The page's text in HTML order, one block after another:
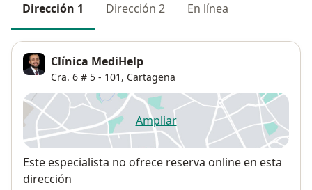
Dirección 1 Dirección 2 En línea
Clínica MediHelp
Cra. 6 # 5 - 101, Cartagena
Ampliarse abre en una nueva
Disponibilidad
Este especialista no ofrece reserva online en esta
dirección